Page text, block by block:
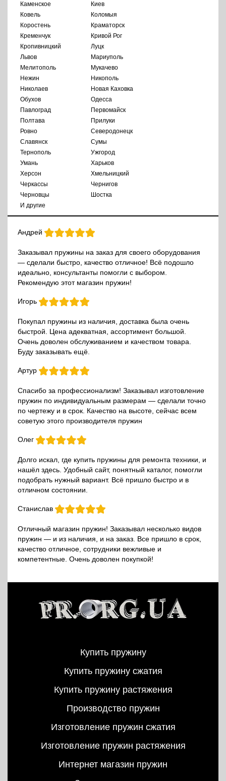
Каменское
Киев
Ковель
Коломыя
Коростень
Краматорск
Кременчук
Кривой Рог
Кропивницкий
Луцк
Львов
Мариуполь
Мелитополь
Мукачево
Нежин
Никополь
Николаев
Новая Каховка
Обухов
Одесса
Павлоград
Первомайск
Полтава
Прилуки
Ровно
Северодонецк
Славянск
Сумы
Тернополь
Ужгород
Умань
Харьков
Херсон
Хмельницкий
Черкассы
Чернигов
Черновцы
Шостка
И другие
Андрей
Заказывал пружины на заказ для своего оборудования
— сделали быстро, качество отличное! Всё подошло
идеально, консультанты помогли с выбором.
Рекомендую этот магазин пружин!
Игорь
Покупал пружины из наличия, доставка была очень
быстрой. Цена адекватная, ассортимент большой.
Очень доволен обслуживанием и качеством товара.
Буду заказывать ещё.
Артур
Спасибо за профессионализм! Заказывал изготовление
пружин по индивидуальным размерам — сделали точно
по чертежу и в срок. Качество на высоте, сейчас всем
советую этого производителя пружин
Олег
Долго искал, где купить пружины для ремонта техники, и
нашёл здесь. Удобный сайт, понятный каталог, помогли
подобрать нужный вариант. Всё пришло быстро и в
отличном состоянии.
Станислав
Отличный магазин пружин! Заказывал несколько видов
пружин — и из наличия, и на заказ. Все пришло в срок,
качество отличное, сотрудники вежливые и
компетентные. Очень доволен покупкой!
Купить пружину
Купить пружину сжатия
Купить пружину растяжения
Производство пружин
Изготовление пружин сжатия
Изготовление пружин растяжения
Интернет магазин пружин